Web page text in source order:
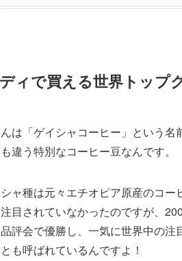
ィで買える世界トップ
は「ゲイシャコーヒー」という
違う特別なコーヒー豆なんです。
ャ種は元々エチオピア原産のコ
目されていなかったのですが、
評会で優勝し、一気に世界中の
も呼ばれているんですよ！